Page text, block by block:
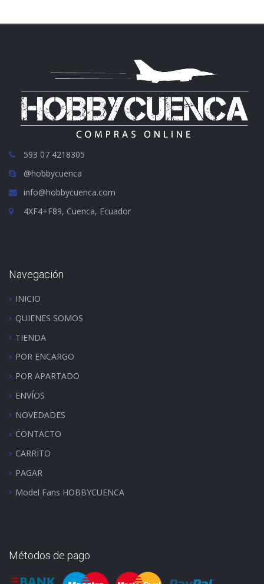
593 07 4218305
@hobbycuenca
info@hobbycuenca.com
4XF4+F89, Cuenca, Ecuador
Navegación
INICIO
QUIENES SOMOS
TIENDA
POR ENCARGO
POR APARTADO
ENVÍOS
NOVEDADES
CONTACTO
CARRITO
PAGAR
Model Fans HOBBYCUENCA
Métodos de pago